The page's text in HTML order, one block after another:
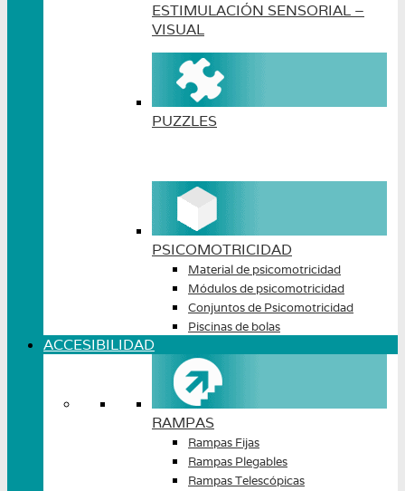
ESTIMULACIÓN SENSORIAL –
VISUAL
PUZZLES
PSICOMOTRICIDAD
Material de psicomotricidad
Módulos de psicomotricidad
Conjuntos de Psicomotricidad
Piscinas de bolas
ACCESIBILIDAD
RAMPAS
Rampas Fijas
Rampas Plegables
Rampas Telescópicas